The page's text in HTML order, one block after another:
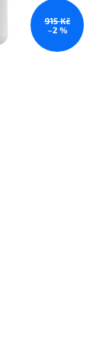
915 Kč
–2 %